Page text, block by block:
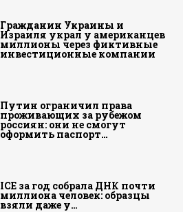
Гражданин Украины и
Израиля украл у американцев
миллионы через фиктивные
инвестиционные компании
Путин ограничил права
проживающих за рубежом
россиян: они не смогут
оформить паспорт…
ICE за год собрала ДНК почти
миллиона человек: образцы
взяли даже у…